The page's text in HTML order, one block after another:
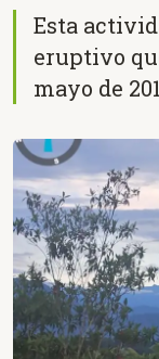
Esta
eruptivo
mayo de